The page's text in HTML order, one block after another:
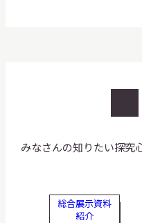
みなさんの知りたい探究
総合展示資料
紹介